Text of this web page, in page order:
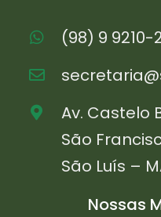
(98) 9 9210-
Av. Castelo
São
São Luís –
Nossas